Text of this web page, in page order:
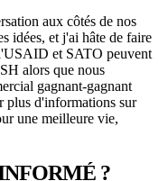
aux côtés de nos
idées, et j'ai hâte de faire
et SATO peuvent
alors que nous
gagnant-gagnant
plus d'informations sur
une meilleure vie,
?